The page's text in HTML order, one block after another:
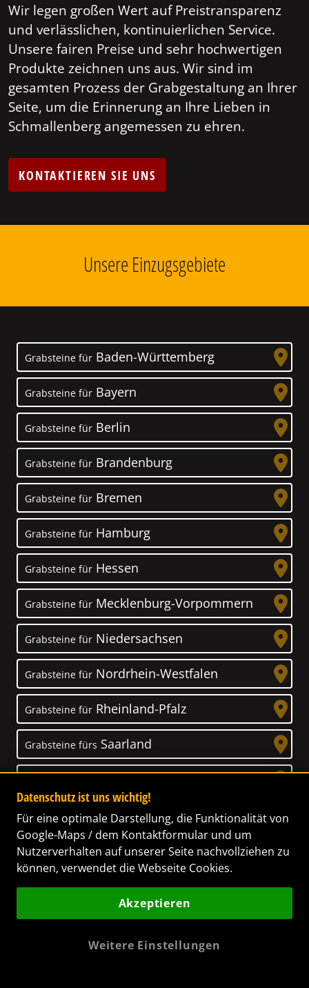
Wir legen großen Wert auf Preistransparenz
und verlässlichen, kontinuierlichen Service.
Unsere fairen Preise und sehr hochwertigen
Produkte zeichnen uns aus. Wir sind im
gesamten Prozess der Grabgestaltung an Ihrer
Seite, um die Erinnerung an Ihre Lieben in
Schmallenberg angemessen zu ehren.
KONTAKTIEREN SIE UNS
Unsere Einzugsgebiete
Grabsteine für Baden-Württemberg
Grabsteine für Bayern
Grabsteine für Berlin
Grabsteine für Brandenburg
Grabsteine für Bremen
Grabsteine für Hamburg
Grabsteine für Hessen
Grabsteine für Mecklenburg-Vorpommern
Grabsteine für Niedersachsen
Grabsteine für Nordrhein-Westfalen
Grabsteine für Rheinland-Pfalz
Grabsteine fürs Saarland
Grabsteine fürSachsen-Anhalt
Grabsteine fürSchleswig-Holstein
Grabsteine fürThüringen
Datenschutz ist uns wichtig!
Für eine optimale Darstellung, die Funktionalität von
Google-Maps / dem Kontaktformular und um
Nutzerverhalten auf unserer Seite nachvollziehen zu
können, verwendet die Webseite Cookies.
Akzeptieren
Weitere Einstellungen